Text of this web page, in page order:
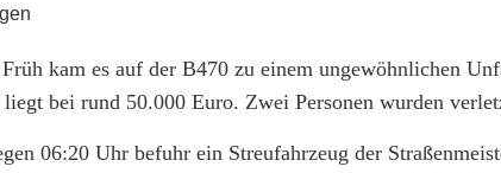
kam es auf der B470 zu einem ungewöhnlichen
liegt bei rund 50.000 Euro. Zwei Personen wurden
06:20 Uhr befuhr ein Streufahrzeug der